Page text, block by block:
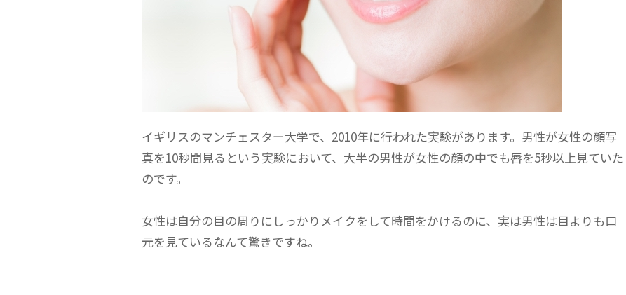
イギリスのマンチェスター大学で、2010年に行われた実験があります。男性が女性の顔写
真を10秒間見るという実験において、大半の男性が女性の顔の中でも唇を5秒以上見ていた
のです。
女性は自分の目の周りにしっかりメイクをして時間をかけるのに、実は男性は目よりも口
元を見ているなんて驚きですね。